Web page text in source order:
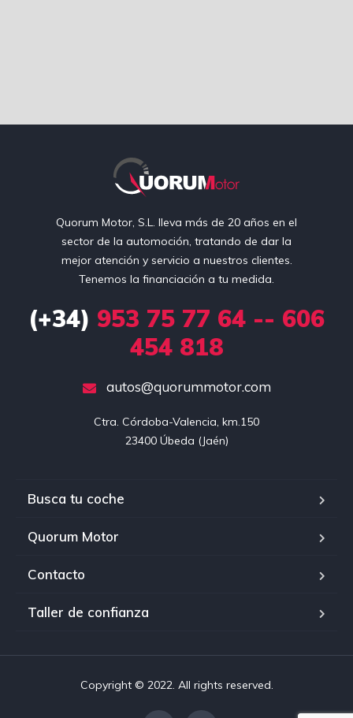
Quorum Motor, S.L. lleva más de 20 años en el
sector de la automoción, tratando de dar la
mejor atención y servicio a nuestros clientes.
Tenemos la financiación a tu medida.
(+34) 953 75 77 64 -- 606
454 818
autos@quorummotor.com
Ctra. Córdoba-Valencia, km.150
23400 Úbeda (Jaén)
Busca tu coche
Quorum Motor
Contacto
Taller de confianza
Copyright © 2022. All rights reserved.